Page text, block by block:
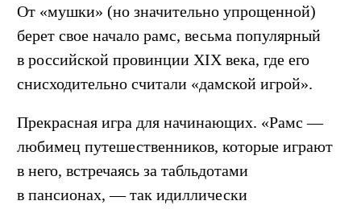
От «мушки» (но значительно упрощенной)
берет свое начало рамс, весьма популярный
в российской провинции XIX века, где его
снисходительно считали «дамской игрой».
Прекрасная игра для начинающих. «Рамс —
любимец путешественников, которые играют
в него, встречаясь за табльдотами
в пансионах, — так идиллически